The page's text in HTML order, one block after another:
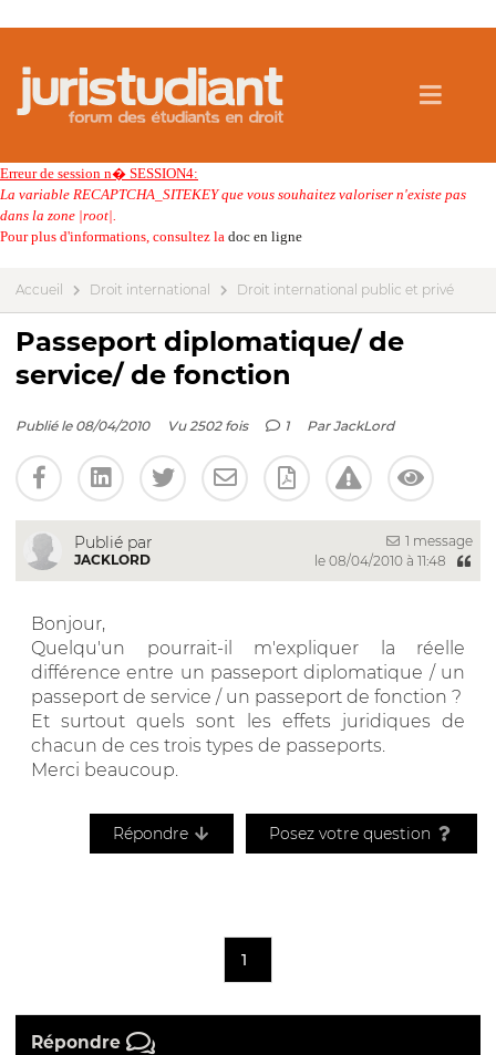
Erreur de session n� SESSION4:
La variable RECAPTCHA_SITEKEY que vous souhaitez valoriser n'existe pas
dans la zone |root|.
Pour plus d'informations, consultez la doc en ligne
Accueil Droit international Droit international public et privé
Passeport diplomatique/ de
service/ de fonction
Publié le 08/04/2010 Vu 2502 fois 1 ParJackLord
Publié par
JACKLORD
1 message
le 08/04/2010 à 11:48
Bonjour,
Quelqu'un pourrait-il m'expliquer la réelle
différence entre un passeport diplomatique / un
passeport de service / un passeport de fonction ?
Et surtout quels sont les effets juridiques de
chacun de ces trois types de passeports.
Merci beaucoup.
Répondre Posez votre question
1
Répondre